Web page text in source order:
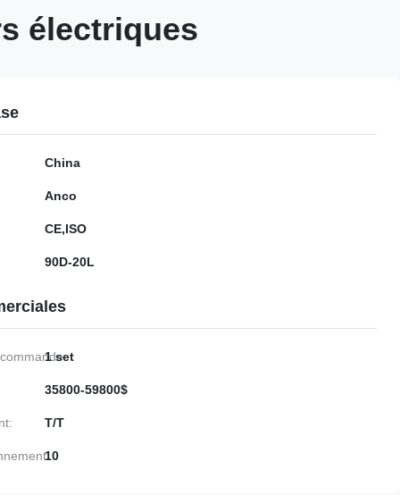
électriques
China
Anco
CE,ISO
90D-20L
1 set
35800-59800$
T/T
10